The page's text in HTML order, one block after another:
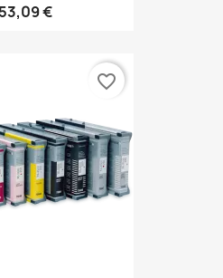
€
favorite_border